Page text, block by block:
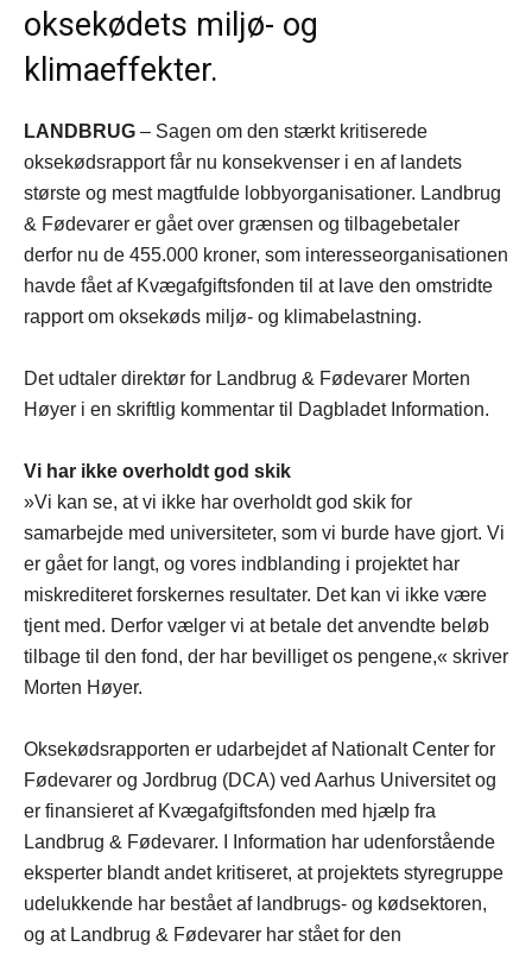
oksekødets miljø- og
klimaeffekter.
LANDBRUG – Sagen om den stærkt kritiserede
oksekødsrapport får nu konsekvenser i en af landets
største og mest magtfulde lobbyorganisationer. Landbrug
& Fødevarer er gået over grænsen og tilbagebetaler
derfor nu de 455.000 kroner, som interesseorganisationen
havde fået af Kvægafgiftsfonden til at lave den omstridte
rapport om oksekøds miljø- og klimabelastning.
Det udtaler direktør for Landbrug & Fødevarer Morten
Høyer i en skriftlig kommentar til Dagbladet Information.
Vi har ikke overholdt god skik
»Vi kan se, at vi ikke har overholdt god skik for
samarbejde med universiteter, som vi burde have gjort. Vi
er gået for langt, og vores indblanding i projektet har
miskrediteret forskernes resultater. Det kan vi ikke være
tjent med. Derfor vælger vi at betale det anvendte beløb
tilbage til den fond, der har bevilliget os pengene,« skriver
Morten Høyer.
Oksekødsrapporten er udarbejdet af Nationalt Center for
Fødevarer og Jordbrug (DCA) ved Aarhus Universitet og
er finansieret af Kvægafgiftsfonden med hjælp fra
Landbrug & Fødevarer. I Information har udenforstående
eksperter blandt andet kritiseret, at projektets styregruppe
udelukkende har bestået af landbrugs- og kødsektoren,
og at Landbrug & Fødevarer har stået for den